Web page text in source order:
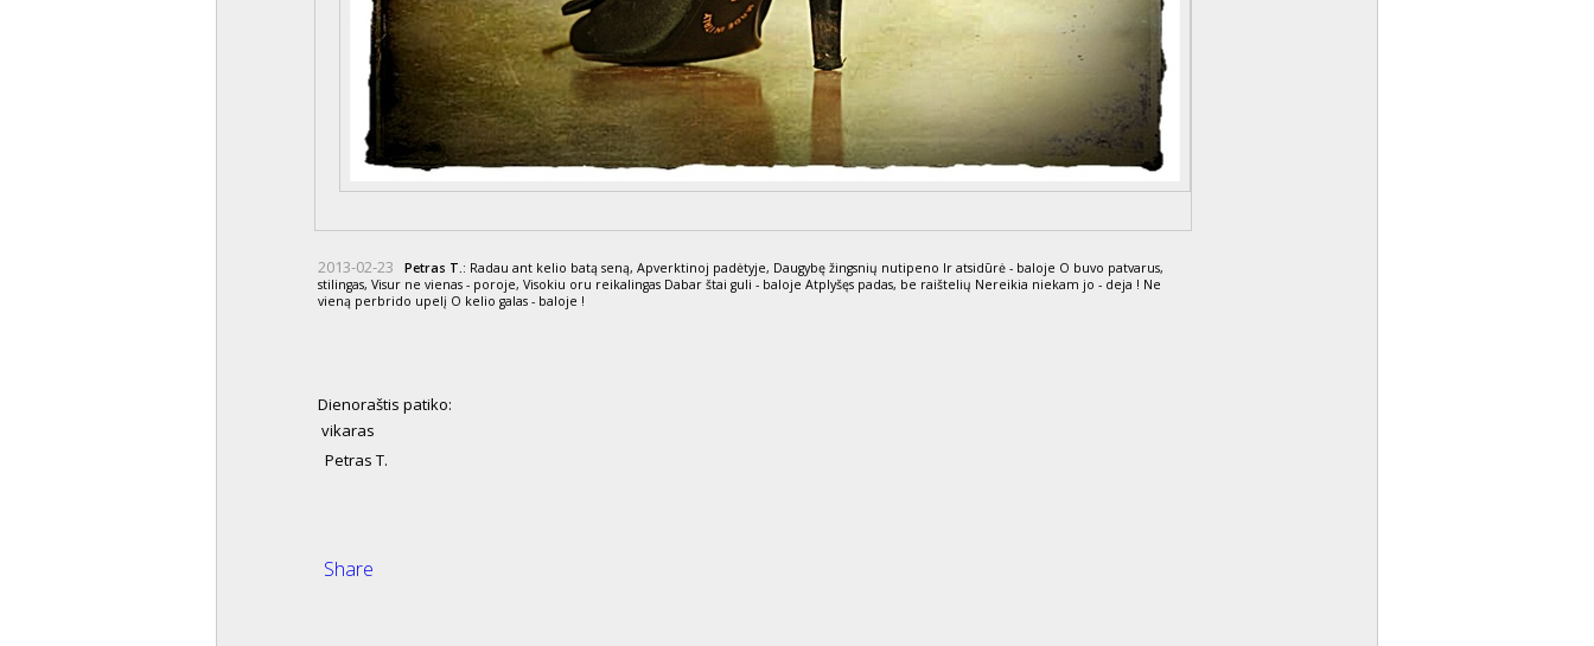
2013-02-23 Petras T.: Radau ant kelio batą seną, Apverktinoj padėtyje, Daugybę žingsnių nutipeno Ir atsidūrė - baloje O buvo patvarus,
stilingas, Visur ne vienas - poroje, Visokiu oru reikalingas Dabar štai guli - baloje Atplyšęs padas, be raištelių Nereikia niekam jo - deja ! Ne
vieną perbrido upelį O kelio galas - baloje !
Dienoraštis patiko:
vikaras
Petras T.
Share